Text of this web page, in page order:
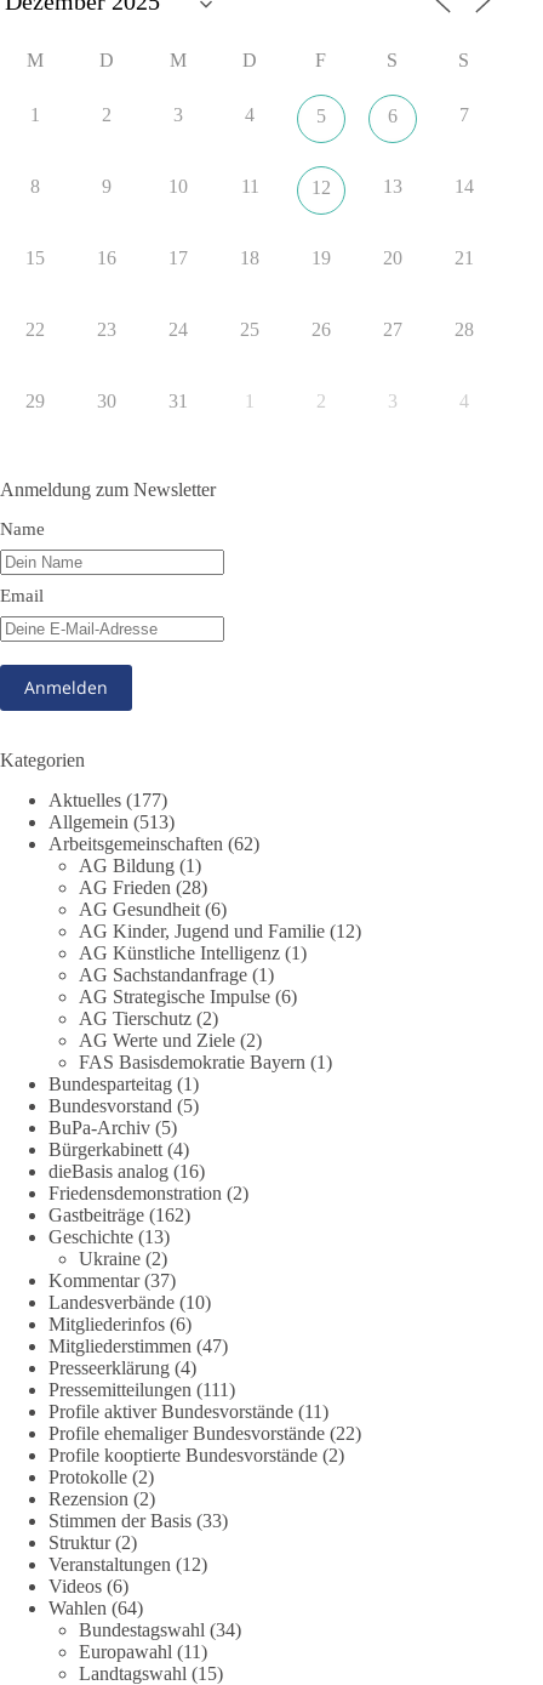
#dieBasis #SachsenAnhalt #Landtagswahl2026
#Kooperation
Sie sagten immer und immer wieder: „Nur die Impfung rettet
Wir sagen heute: Die politischen Ansagen hätten fast mehr
👉 Teile diesen Beitrag, bevor die nächste Staffel wieder so
🤝 Jetzt Mitglied werden:
#dieBasis #Meme #Plandemie
DieBasis
22 Stunden zuvor
Stimmen der dieBasis – heute mit dem „Demokratie-Bestatter“
Die Energiewende ist bisher kein Erfolg, sondern ein teures,
ineffizientes Unterfangen. Dies belegt eine Auswertung der
NZZ, wonach die Energiewende den Strom nicht billiger,
sondern teurer gemacht hat.
Quelle: https://www.nzz.ch/der-andere-blick/fehlschlag-
energiewende-warum-deutschland-trotz-rekordausbau-von-
wind-und-sonnenkraft-weniger-strom-erzeugt-ld.10006607
🟩🟩🟦🟦🟥🟥🟧🟧
„Wir brauchen dringend wettbewerbsfähige Energiepreise und
eine ideologiefreie Diskussion“, meint der Demokratie-
Bestatter.
Wie siehst du das?
🤝 Jetzt Politik für die Menschen mitgestalten:
https://diebasis.de/mitgliedschaft/
#dieBasis #energiewende #strompreise #wettbewerb
7
DieBasis
1 Tag zuvor
⚡️ NATO-Gipfel in Ankara: Kriegskonferenz statt
Friedensgipfel!?
M D M D F S S
1 2 3 4 5 6 7
8 9 10 11 12 13 14
15 16 17 18 19 20 21
22 23 24 25 26 27 28
29 30 31 1 2 3 4
Anmeldung zum Newsletter
Name
Email
Kategorien
Aktuelles (177)
Allgemein (513)
Arbeitsgemeinschaften (62)
AG Bildung (1)
AG Frieden (28)
AG Gesundheit (6)
AG Kinder, Jugend und Familie (12)
AG Künstliche Intelligenz (1)
AG Sachstandanfrage (1)
AG Strategische Impulse (6)
AG Tierschutz (2)
AG Werte und Ziele (2)
FAS Basisdemokratie Bayern (1)
Bundesparteitag (1)
Bundesvorstand (5)
BuPa-Archiv (5)
Bürgerkabinett (4)
dieBasis analog (16)
Friedensdemonstration (2)
Gastbeiträge (162)
Geschichte (13)
Ukraine (2)
Kommentar(37)
Landesverbände (10)
Mitgliederinfos (6)
Mitgliederstimmen (47)
Presseerklärung (4)
Pressemitteilungen (111)
Profile aktiver Bundesvorstände (11)
Profile ehemaliger Bundesvorstände (22)
Profile kooptierte Bundesvorstände (2)
Protokolle (2)
Rezension (2)
Stimmen der Basis (33)
Struktur(2)
Veranstaltungen (12)
Videos (6)
Wahlen (64)
Bundestagswahl (34)
Europawahl (11)
Landtagswahl (15)